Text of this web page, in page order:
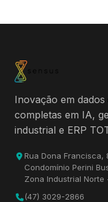
Inovação em
completas em IA,
industrial e ERP
Rua Dona Francisca,
Condomínio Perini
Zona Industrial Norte
(47) 3029-2866